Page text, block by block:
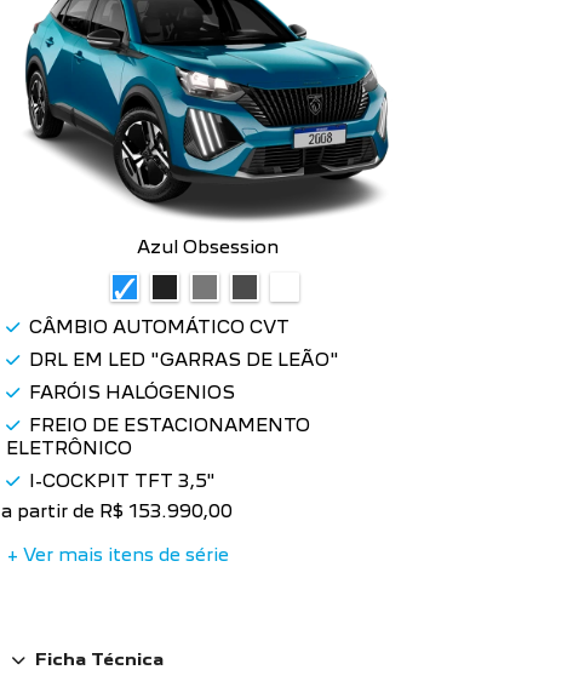
Azul Obsession
CÂMBIO AUTOMÁTICO CVT
DRL EM LED "GARRAS DE LEÃO"
FARÓIS HALÓGENIOS
FREIO DE ESTACIONAMENTO
ELETRÔNICO
I-COCKPIT TFT 3,5"
a partir de R$ 153.990,00
+ Ver mais itens de série
Ficha Técnica